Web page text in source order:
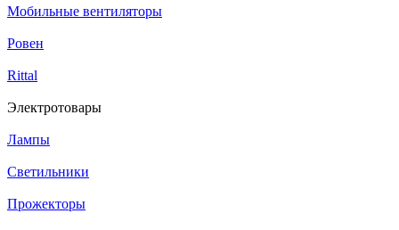
Мобильные вентиляторы
Ровен
Rittal
Электротовары
Лампы
Светильники
Прожекторы